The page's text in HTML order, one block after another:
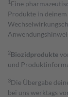
1 Eine
Produkte in
2Biozidprodukte
und
3Die Übergabe
bei uns werktags